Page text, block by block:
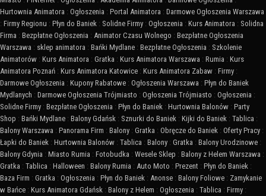
Hurtownia Animatora : Ogłoszenia : Portal Animatora : Darmowe Ogłoszenia Warszawa
: Firmy Regionu : Płyn do Baniek : Solidne Firmy : Ogłoszenia : Kurs Animatora : Solidna
Firma : Bezpłatne Ogłoszenia : Animator Czasu Wolnego : Bezpłatne Ogłoszenia
Warszawa : sklep animatora : Bańki Mydlane : Bezpłatne Ogłoszenia : Szkolenie
Animatorów : Kurs Animatora : Gratka : Kurs Animatora Warszawa : Rumia : Kurs
Animatora Poznań : Kurs Animatora Katowice : Kurs Animatora Zabaw : Firmy :
Darmowe Ogłoszenia : Kupony Rabatowe : Ogłoszenia Warszawa : Płyn do Baniek
Mydlanych : Darmowe Ogłoszenia Trójmiasto : Ogłoszenia Trójmiasto : Ogłoszenia :
Solidne Firmy : Bezpłatne Ogłoszenia : Płyn do Baniek : Hurtownia Balonów : Party
Shop : Bańki Mydlane : Balony Gdańsk : Sznurki do Baniek : Kijki do Baniek : Tablica :
Balony Warszawa : Panorama Firm : Balony : Gratka : Obręcze do Baniek : Oferty Pracy :
Łapki do Baniek : Hurtownia Balonów : Tablica : Balony : Gratka : Balony Urodzinowe :
Balony Gdynia : Miasto Rumia : Fotobudka : Wesele Sklep : Balony z Helem Warszawa :
Gratka : Tablica : Halloween : Balony Rumia : Auto Moto : Prezent : Płyn do Baniek :
Baza Firm : Gratka : Ogłoszenia : Płyn do Baniek : Anonse : Balony Foliowe : Zamykanie
w Bańce : Kurs Animatora Gdańsk : Balony z Helem : Ogłoszenia : Tablica : Firmy :